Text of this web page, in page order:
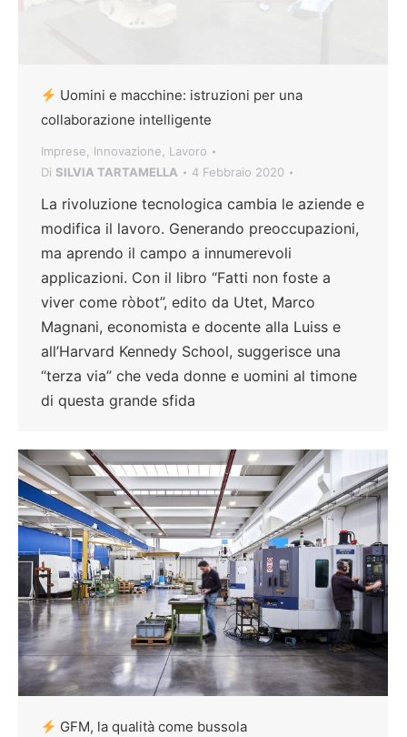
Uomini e macchine: istruzioni per una
collaborazione intelligente
Imprese Innovazione
Lavoro
Di SILVIA TARTAMELLA 4 Febbraio 2020
La rivoluzione tecnologica cambia le aziende e
modifica il lavoro. Generando preoccupazioni,
ma aprendo il campo a innumerevoli
applicazioni. Con il libro “Fatti non foste a
viver come ròbot”, edito da Utet, Marco
Magnani, economista e docente alla Luiss e
all’Harvard Kennedy School, suggerisce una
“terza via” che veda donne e uomini al timone
di questa grande sfida
GFM, la qualità come bussola